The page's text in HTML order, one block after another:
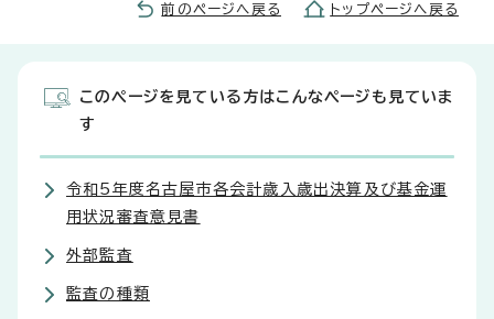
前のページへ戻る トップページへ戻る
このページを見ている方はこんなページも見ていま
す
令和5年度名古屋市各会計歳入歳出決算及び基金運
用状況審査意見書
外部監査
監査の種類